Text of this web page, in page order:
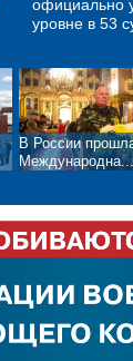
официально
уровне в 53
семей,
воинской
поминаль...
Церемонию
Р...
ничто не
годовщине
свой долг
генералов и
операции, б...
сложившейся
пам...
бывших
фашизма при
Индия,
Италия,
В России
Международна...